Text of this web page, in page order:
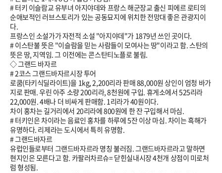
# 터키 이슬람교 유부녀 아지야데와 프랑스 해군장교 출신 피에르 로티의
순애보적인 러브스토리가 있는 공동묘지에 위치한 전망대 좋은 관광지이
다.
프랑스인 소설가가 자전적 소설 "아지야데"가 1879년 쓰인 곳이다.
# 이스탄불 뜻은 "이슬람을 믿는 사람들이 모여사는 땅"이라고 함. 스탄의
뜻은 땅, 지역임. 그 이전에는 콘스탄티노플로 불림.
◇ 그랜드 바자르
# 2코스 그랜드바자르시장 투어
로쿰(타키식딜라이트)을 1kg, 2,200리라 판매 88,000원 상인이 엄청 바가
지로 판매. 우린 아주 소량 200리라, 8천원에 구입. 휴게소에서 525리라
22,000원. 4배나 더 비싸게 판매함. 1리라가 40원이다.
차이 홍차는 길거리에서 20리라에 800원에 한 잔 구입해서 마심.
# 터키인은 차이라는 음료인 홍차를 하루에 5잔 이상 마심. 차이는 흑해가
유명하다. 리제라는 도시에서 특히 유명함.
# 그랜드바자르
유럽인들로부터 그랜드바자르라 명칭 불러짐. 그랜드바자르라고 말하면
현지인은 모른다고 함. 카팔러차르슈= 닫힌실내시장 4천개 상점이 미로처
럼 형성됨.